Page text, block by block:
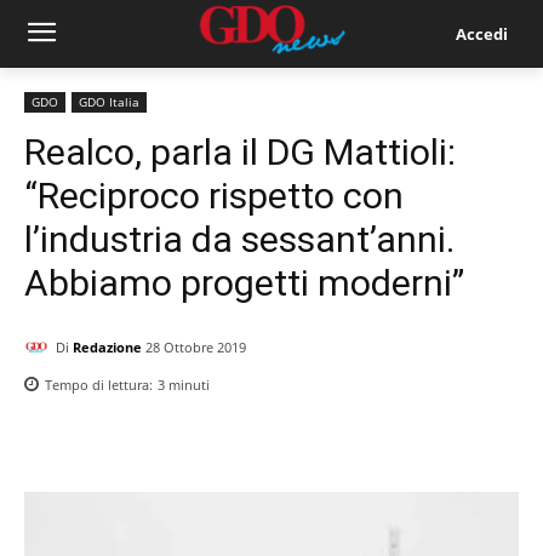
Accedi
GDO GDO Italia
Realco, parla il DG Mattioli:
“Reciproco rispetto con
l’industria da sessant’anni.
Abbiamo progetti moderni”
Di Redazione 28 Ottobre 2019
Tempo di lettura: 3 minuti